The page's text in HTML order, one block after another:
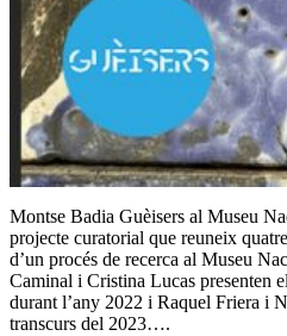
Montse Badia Guèisers al Museu
projecte curatorial que reuneix
d’un procés de recerca al Museu
Caminal i Cristina Lucas presenten
durant l’any 2022 i Raquel Friera i
transcurs del 2023….